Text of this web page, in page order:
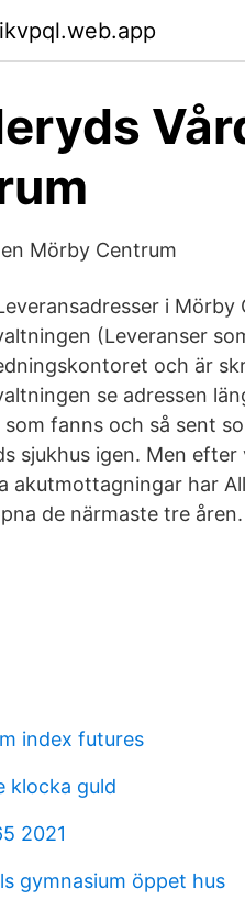
Mörby Centrum
i
(Leveranser
och är
se adressen
fanns och så sent
sjukhus igen. Men
akutmottagningar har
de närmaste tre åren.
index futures
klocka guld
2021
gymnasium öppet hus